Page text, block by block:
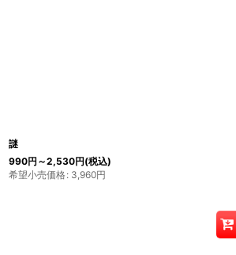
謎
990円 ～2,530円(税込)
希望小売価格: 3,960円